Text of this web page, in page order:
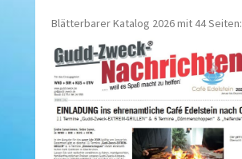
Blätterbarer Katalog 2026 mit 44 Seiten: